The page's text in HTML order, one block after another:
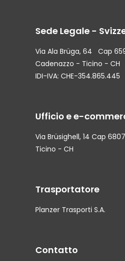
Sede Legale -
Via Ala Brüga, 64 Cap
Cadenazzo - Ticino - CH
IDI-IVA: CHE-354.865.445
Ufficio e e-
Via Brüsighell, 14 Cap
Ticino - CH
Trasportatore
Planzer Trasporti S.A.
Contatto